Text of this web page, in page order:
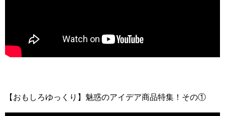
【おもしろゆっくり】魅惑のアイデア商品特集！その①